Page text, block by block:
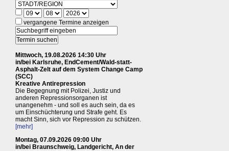
vergangene Termine anzeigen
Mittwoch, 19.08.2026 14:30 Uhr
in/bei Karlsruhe, EndCement/Wald-statt-
Asphalt-Zelt auf dem System Change Camp
(SCC)
Kreative Antirepression
Die Begegnung mit Polizei, Justiz und
anderen Repressionsorganen ist
unangenehm - und soll es auch sein, da es
um Einschüchterung und Strafe geht. Es
macht Sinn, sich vor Repression zu schützen.
[mehr]
Montag, 07.09.2026 09:00 Uhr
in/bei Braunschweig, Landgericht, An der